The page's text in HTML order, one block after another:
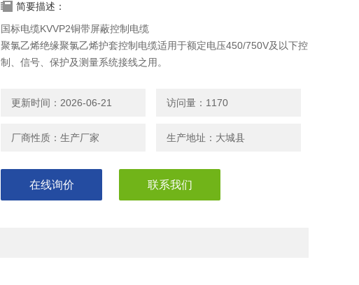
简要描述：
国标电缆KVVP2铜带屏蔽控制电缆
聚氯乙烯绝缘聚氯乙烯护套控制电缆适用于额定电压450/750V及以下控
制、信号、保护及测量系统接线之用。
更新时间：2026-06-21 访问量：1170
厂商性质：生产厂家 生产地址：大城县
在线询价 联系我们